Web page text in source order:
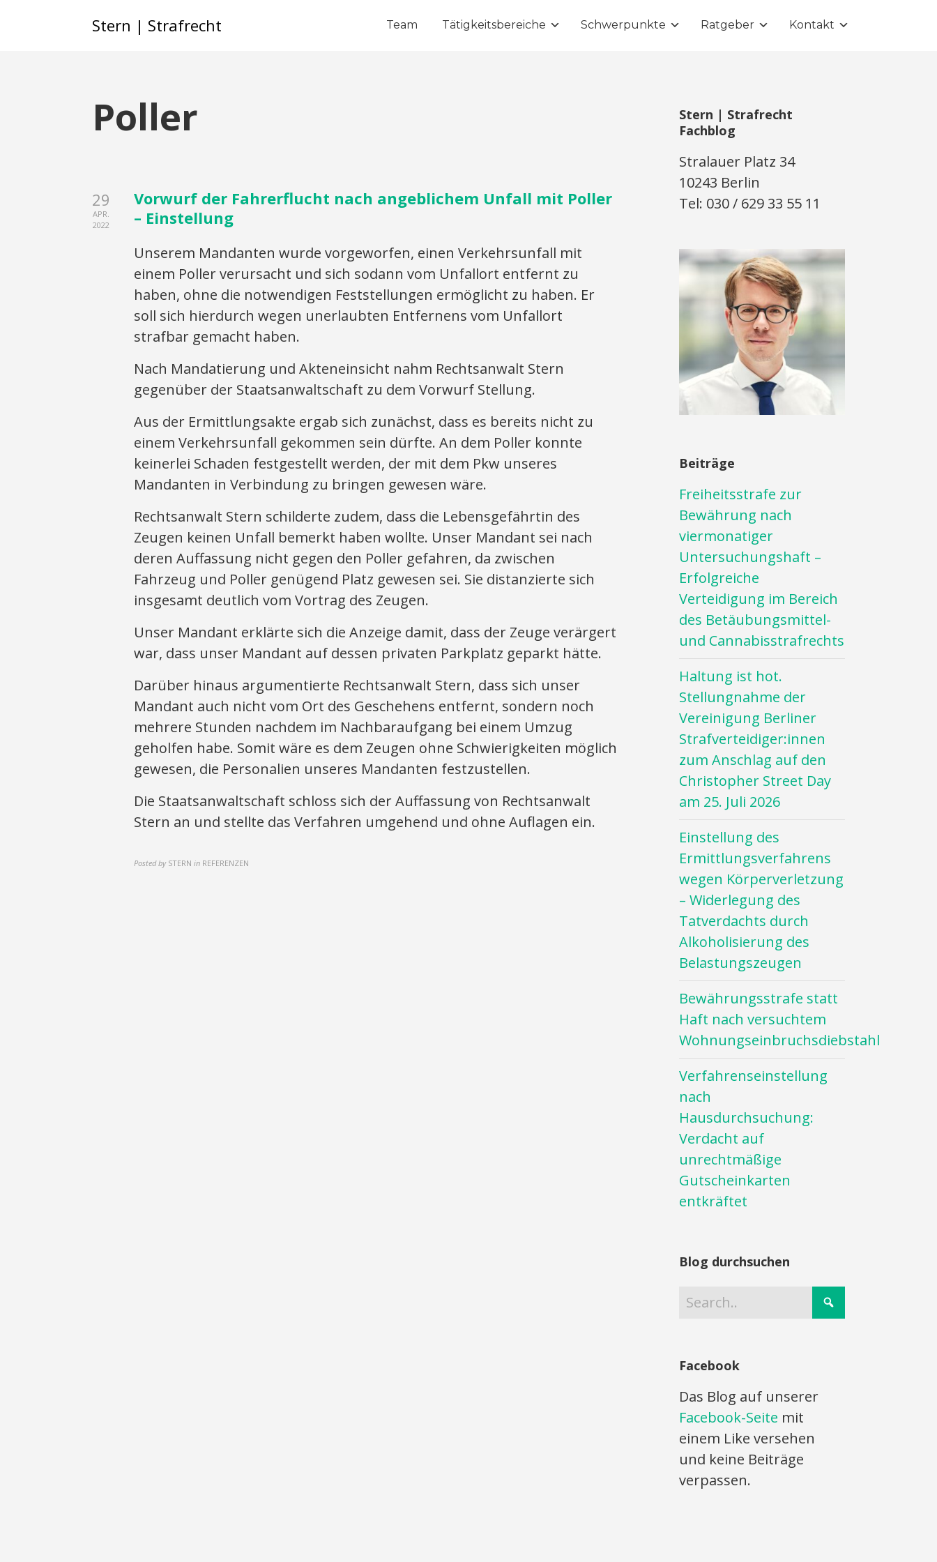
Stern | Strafrecht Team Tätigkeitsbereiche Schwerpunkte Ratgeber Kontakt
Poller
29
APR.
2022
Vorwurf der Fahrerflucht nach angeblichem Unfall mit Poller
– Einstellung
Unserem Mandanten wurde vorgeworfen, einen Verkehrsunfall mit
einem Poller verursacht und sich sodann vom Unfallort entfernt zu
haben, ohne die notwendigen Feststellungen ermöglicht zu haben. Er
soll sich hierdurch wegen unerlaubten Entfernens vom Unfallort
strafbar gemacht haben.
Nach Mandatierung und Akteneinsicht nahm Rechtsanwalt Stern
gegenüber der Staatsanwaltschaft zu dem Vorwurf Stellung.
Aus der Ermittlungsakte ergab sich zunächst, dass es bereits nicht zu
einem Verkehrsunfall gekommen sein dürfte. An dem Poller konnte
keinerlei Schaden festgestellt werden, der mit dem Pkw unseres
Mandanten in Verbindung zu bringen gewesen wäre.
Rechtsanwalt Stern schilderte zudem, dass die Lebensgefährtin des
Zeugen keinen Unfall bemerkt haben wollte. Unser Mandant sei nach
deren Auffassung nicht gegen den Poller gefahren, da zwischen
Fahrzeug und Poller genügend Platz gewesen sei. Sie distanzierte sich
insgesamt deutlich vom Vortrag des Zeugen.
Unser Mandant erklärte sich die Anzeige damit, dass der Zeuge verärgert
war, dass unser Mandant auf dessen privaten Parkplatz geparkt hätte.
Darüber hinaus argumentierte Rechtsanwalt Stern, dass sich unser
Mandant auch nicht vom Ort des Geschehens entfernt, sondern noch
mehrere Stunden nachdem im Nachbaraufgang bei einem Umzug
geholfen habe. Somit wäre es dem Zeugen ohne Schwierigkeiten möglich
gewesen, die Personalien unseres Mandanten festzustellen.
Die Staatsanwaltschaft schloss sich der Auffassung von Rechtsanwalt
Stern an und stellte das Verfahren umgehend und ohne Auflagen ein.
Posted by STERN in REFERENZEN
Stern | Strafrecht
Fachblog
Stralauer Platz 34
10243 Berlin
Tel: 030 / 629 33 55 11
Beiträge
Freiheitsstrafe zur
Bewährung nach
viermonatiger
Untersuchungshaft –
Erfolgreiche
Verteidigung im Bereich
des Betäubungsmittel-
und Cannabisstrafrechts
Haltung ist hot.
Stellungnahme der
Vereinigung Berliner
Strafverteidiger:innen
zum Anschlag auf den
Christopher Street Day
am 25. Juli 2026
Einstellung des
Ermittlungsverfahrens
wegen Körperverletzung
– Widerlegung des
Tatverdachts durch
Alkoholisierung des
Belastungszeugen
Bewährungsstrafe statt
Haft nach versuchtem
Wohnungseinbruchsdiebstahl
Verfahrenseinstellung
nach
Hausdurchsuchung:
Verdacht auf
unrechtmäßige
Gutscheinkarten
entkräftet
Blog durchsuchen
Facebook
Das Blog auf unserer
Facebook-Seite mit
einem Like versehen
und keine Beiträge
verpassen.